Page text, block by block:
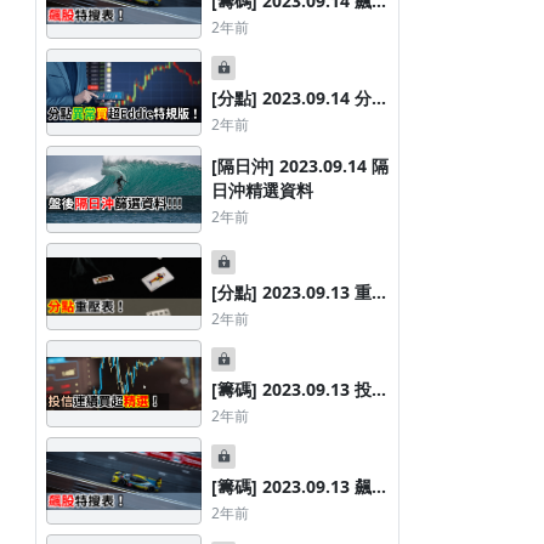
特搜表
2年前
[分點] 2023.09.14 分點
異常買超Eddie特規版
2年前
[隔日沖] 2023.09.14 隔
日沖精選資料
2年前
[分點] 2023.09.13 重壓
分點券商表
2年前
[籌碼] 2023.09.13 投信
連續買超精選
2年前
[籌碼] 2023.09.13 飆股
特搜表
2年前